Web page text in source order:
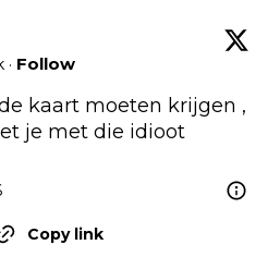
· Follow
kaart moeten krijgen ,
Copy link